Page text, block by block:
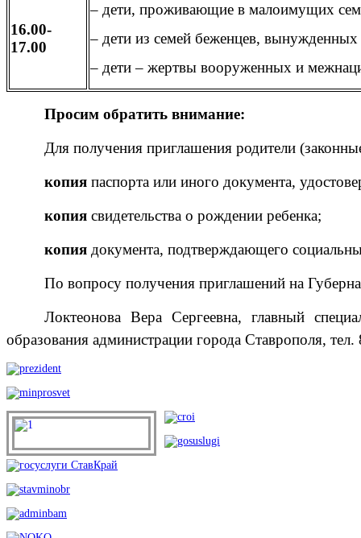
16.00-
17.00
– дети, проживающие в малоимущих
– дети из семей беженцев, вынужденных
– дети – жертвы вооруженных и
Просим обратить внимание:
Для получения приглашения родители
копия паспорта или иного документа,
копия свидетельства о рождении ребенка;
копия документа, подтверждающего
По вопросу получения приглашений на
Локтеонова Вера Сергеевна, главный
образования администрации города Ставрополя,